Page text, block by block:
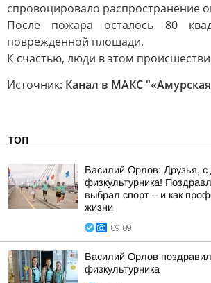
спровоцировало распространение
После пожара осталось 80
поврежденной площади.
К счастью, люди в этом
Источник: Канал в МАКС
ТОП
Василий Орлов: Друзья, с
физкультурника!
выбрал спорт – и как
жизни
09:09
Василий Орлов
физкультурника